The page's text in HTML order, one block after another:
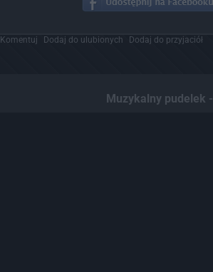
Komentuj Dodaj do ulubionych Dodaj do przyjaciół
Muzykalny pudelek -